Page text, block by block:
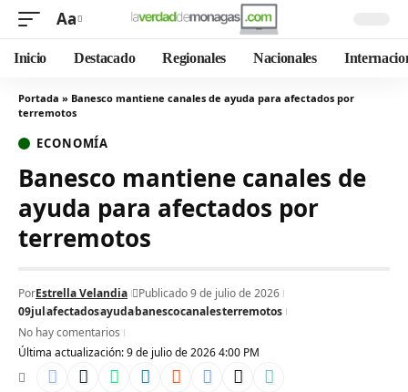
Aa
Inicio Destacado Regionales Nacionales
Portada » Banesco mantiene canales de ayuda para afectados por
terremotos
ECONOMÍA
Banesco mantiene canales de
ayuda para afectados por
terremotos
Última actualización: 9 de julio de 2026 4:00 PM
PorEstrella Velandia
Publicado 9 de julio de 2026
09julafectadosayudabanescocanalesterremotos
No hay comentarios